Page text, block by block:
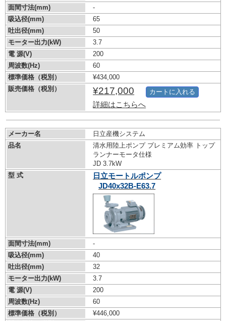
面間寸法(mm)
-
吸込径(mm)
65
吐出径(mm)
50
モーター出力(kW)
3.7
電 源(V)
200
周波数(Hz)
60
標準価格（税別）
¥434,000
販売価格（税別）
¥217,000
詳細はこちらへ
カートに入れる
メーカー名
日立産機システム
品名
清水用陸上ポンプ プレミアム効率 トップ
ランナーモータ仕様
JD 3.7kW
型 式
日立モートルポンプ
JD40x32B-E63.7
面間寸法(mm)
-
吸込径(mm)
40
吐出径(mm)
32
モーター出力(kW)
3.7
電 源(V)
200
周波数(Hz)
60
標準価格（税別）
¥446,000